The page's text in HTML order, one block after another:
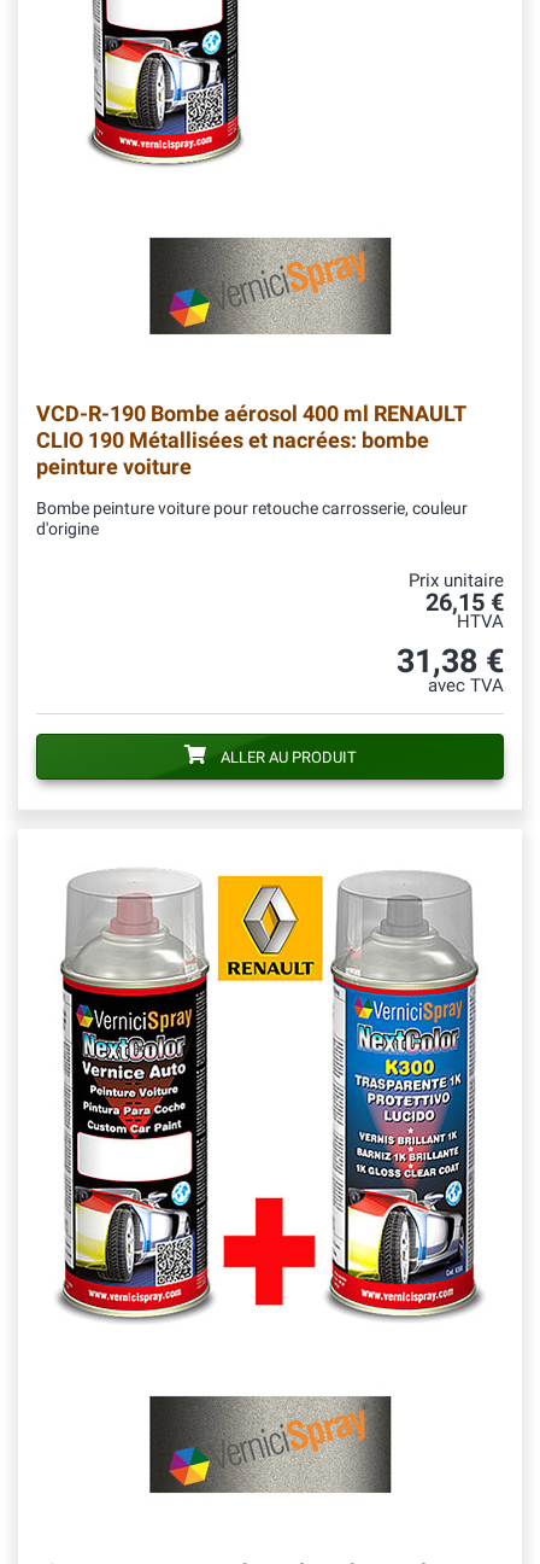
VCD-R-190 Bombe aérosol 400 ml RENAULT
CLIO 190 Métallisées et nacrées: bombe
peinture voiture
Bombe peinture voiture pour retouche carrosserie, couleur
d'origine
Prix unitaire
26,15 €
HTVA
31,38 €
avec TVA
ALLER AU PRODUIT